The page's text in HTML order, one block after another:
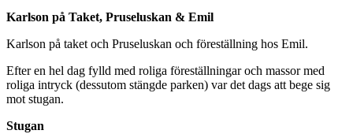
Karlson på Taket, Pruseluskan & Emil
Karlson på taket och Pruseluskan och föreställning hos Emil.
Efter en hel dag fylld med roliga föreställningar och massor med
roliga intryck (dessutom stängde parken) var det dags att bege sig
mot stugan.
Stugan